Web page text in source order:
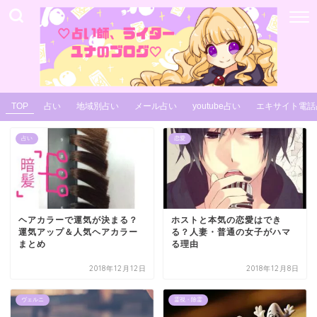
TOP 占い 地域別占い メール占い youtube占い エキサイト電
占い
ヘアカラーで運気が決まる？
運気アップ＆人気ヘアカラー
まとめ
2018年12月12日
恋愛
ホストと本気の恋愛はでき
る？人妻・普通の女子がハマ
る理由
2018年12月8日
ヴェルニ 霊視・除霊